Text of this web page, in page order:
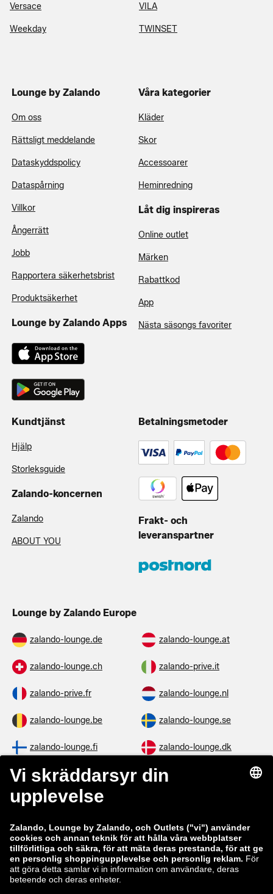
Versace VILA
Weekday TWINSET
Lounge by Zalando
Om oss
Rättsligt meddelande
Dataskyddspolicy
Dataspårning
Villkor
Ångerrätt
Jobb
Rapportera säkerhetsbrist
Produktsäkerhet
Lounge by Zalando Apps
Våra kategorier
Kläder
Skor
Accessoarer
Heminredning
Låt dig inspireras
Online outlet
Märken
Rabattkod
App
Nästa säsongs favoriter
Kundtjänst
Hjälp
Storleksguide
Zalando-koncernen
Zalando
ABOUT YOU
Betalningsmetoder
Frakt- och
leveranspartner
Lounge by Zalando Europe
zalando-lounge.de zalando-lounge.at
zalando-lounge.ch zalando-prive.it
zalando-prive.fr zalando-lounge.nl
zalando-lounge.be zalando-lounge.se
zalando-lounge.fi zalando-lounge.dk
zalando-lounge.co.uk zalando-lounge.pl
zalando-prive.es
zalando-lounge.lt zalando-lounge.sk
zalando-lounge.ro zalando-lounge.hr
zalando-lounge.si